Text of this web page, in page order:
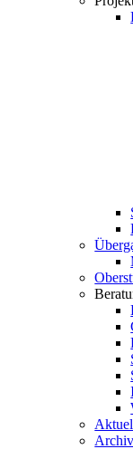
Archiv